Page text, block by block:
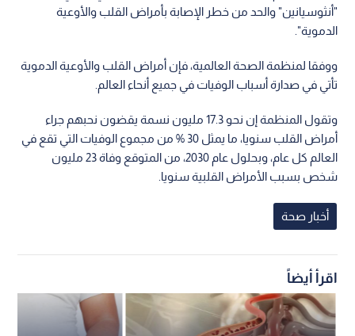
"أنثوسيانين" والحد من خطر الإصابة بأمراض القلب والأوعية
الدموية".
ووفقا لمنظمة الصحة العالمية، فإن أمراض القلب والأوعية الدموية
تأتي في صدارة أسباب الوفيات في جميع أنحاء العالم.
وتقول المنظمة إن نحو 17.3 مليون نسمة يقضون نحبهم جراء
أمراض القلب سنويا، ما يمثل 30 % من مجموع الوفيات التي تقع في
العالم كل عام، وبحلول عام 2030، من المتوقع وفاة 23 مليون
شخص بسبب الأمراض القلبية سنويا.
أخبار صحة
اقرأ أيضاً